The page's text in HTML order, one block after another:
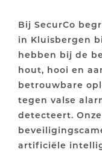
Bij SecurCo
in Kluisbergen
hebben bij de
hout, hooi en
betrouwbare
tegen valse
detecteert.
artificiële